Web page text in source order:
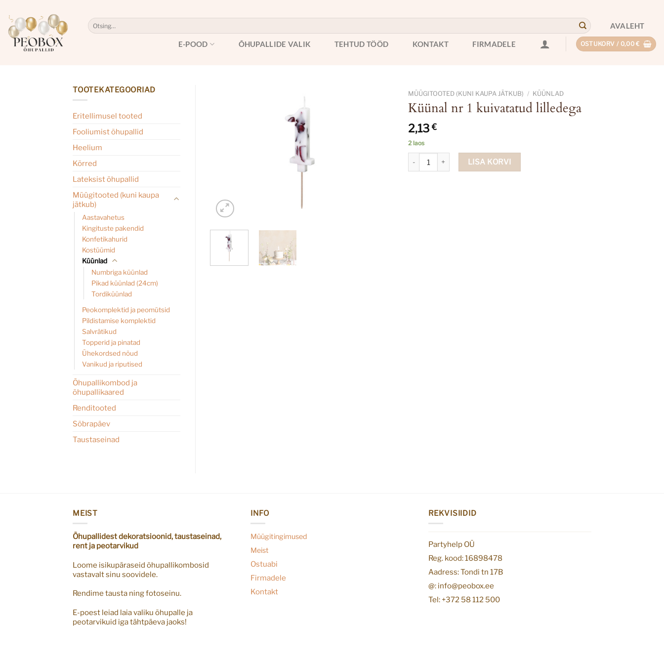
content
Otsi:
AVALEHT
E-POOD ÕHUPALLIDE VALIK TEHTUD TÖÖD KONTAKT FIRMADELE OSTUKORV / 0,00€
TOOTEKATEGOORIAD
Eritellimusel tooted
Fooliumist õhupallid
Heelium
Kõrred
Lateksist õhupallid
Müügitooted (kuni kaupa
jätkub)
Aastavahetus
Kingituste pakendid
Konfetikahurid
Kostüümid
Küünlad
Numbriga küünlad
Pikad küünlad (24cm)
Tordiküünlad
Peokomplektid ja peomütsid
Pildistamise komplektid
Salvrätikud
Topperid ja pinatad
Ühekordsed nõud
Vanikud ja riputised
Õhupallikombod ja
õhupallikaared
Renditooted
Sõbrapäev
Taustaseinad
MÜÜGITOOTED (KUNI KAUPA JÄTKUB) / KÜÜNLAD
Küünal nr 1 kuivatatud lilledega
2,13€
2 laos
LISA KORVI
MEIST
Õhupallidest dekoratsioonid, taustaseinad,
rent ja peotarvikud
Loome isikupäraseid õhupallikombosid
vastavalt sinu soovidele.
Rendime tausta ning fotoseinu.
E-poest leiad laia valiku õhupalle ja
peotarvikuid iga tähtpäeva jaoks!
INFO
Müügitingimused
Meist
Ostuabi
Firmadele
Kontakt
REKVISIIDID
Partyhelp OÜ
Reg. kood: 16898478
Aadress: Tondi tn 17B
@: info@peobox.ee
Tel: +372 58 112 500